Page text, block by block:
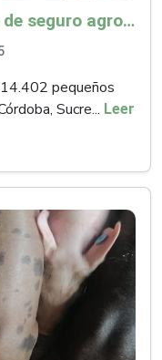
Minagricultura lanza piloto de seguro agropecuario por $9.625 millones para proteger a más de 14.000 pequeños productores contra riesgos del Fenómeno de El Niño
pequeños
Sucre... Leer